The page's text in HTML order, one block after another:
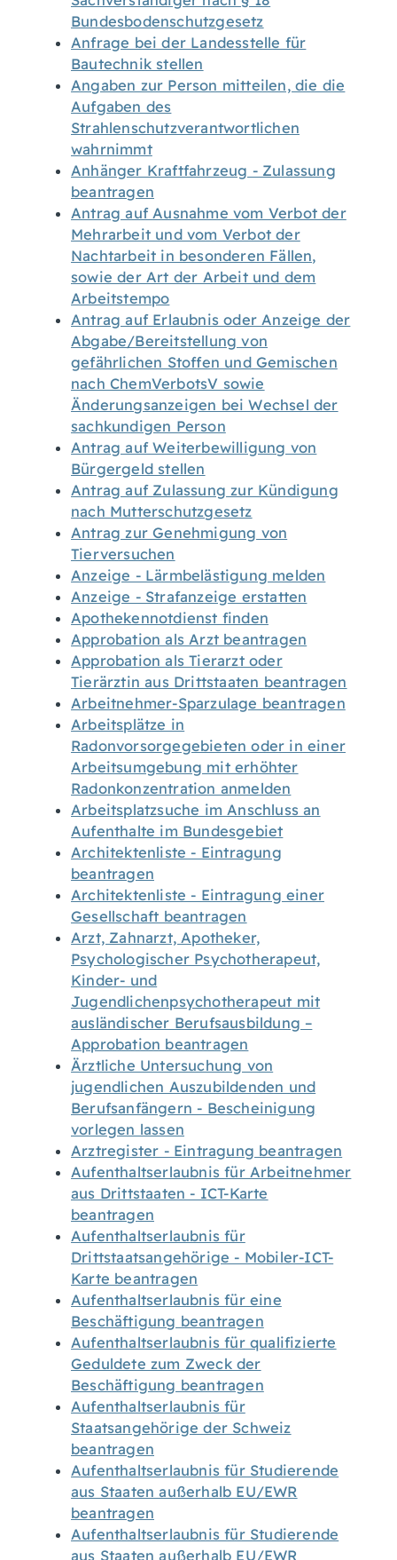
Bundesbodenschutzgesetz
Anfrage bei der Landesstelle für
Bautechnik stellen
Angaben zur Person mitteilen, die die
Aufgaben des
Strahlenschutzverantwortlichen
wahrnimmt
Anhänger Kraftfahrzeug - Zulassung
beantragen
Antrag auf Ausnahme vom Verbot der
Mehrarbeit und vom Verbot der
Nachtarbeit in besonderen Fällen,
sowie der Art der Arbeit und dem
Arbeitstempo
Antrag auf Erlaubnis oder Anzeige der
Abgabe/Bereitstellung von
gefährlichen Stoffen und Gemischen
nach ChemVerbotsV sowie
Änderungsanzeigen bei Wechsel der
sachkundigen Person
Antrag auf Weiterbewilligung von
Bürgergeld stellen
Antrag auf Zulassung zur Kündigung
nach Mutterschutzgesetz
Antrag zur Genehmigung von
Tierversuchen
Anzeige - Lärmbelästigung melden
Anzeige - Strafanzeige erstatten
Apothekennotdienst finden
Approbation als Arzt beantragen
Approbation als Tierarzt oder
Tierärztin aus Drittstaaten beantragen
Arbeitnehmer-Sparzulage beantragen
Arbeitsplätze in
Radonvorsorgegebieten oder in einer
Arbeitsumgebung mit erhöhter
Radonkonzentration anmelden
Arbeitsplatzsuche im Anschluss an
Aufenthalte im Bundesgebiet
Architektenliste - Eintragung
beantragen
Architektenliste - Eintragung einer
Gesellschaft beantragen
Arzt, Zahnarzt, Apotheker,
Psychologischer Psychotherapeut,
Kinder- und
Jugendlichenpsychotherapeut mit
ausländischer Berufsausbildung –
Approbation beantragen
Ärztliche Untersuchung von
jugendlichen Auszubildenden und
Berufsanfängern - Bescheinigung
vorlegen lassen
Arztregister - Eintragung beantragen
Aufenthaltserlaubnis für Arbeitnehmer
aus Drittstaaten - ICT-Karte
beantragen
Aufenthaltserlaubnis für
Drittstaatsangehörige - Mobiler-ICT-
Karte beantragen
Aufenthaltserlaubnis für eine
Beschäftigung beantragen
Aufenthaltserlaubnis für qualifizierte
Geduldete zum Zweck der
Beschäftigung beantragen
Aufenthaltserlaubnis für
Staatsangehörige der Schweiz
beantragen
Aufenthaltserlaubnis für Studierende
aus Staaten außerhalb EU/EWR
beantragen
Aufenthaltserlaubnis für Studierende
aus Staaten außerhalb EU/EWR